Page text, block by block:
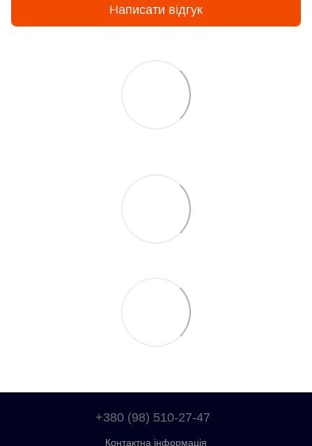
Написати відгук
+380 (98) 510-27-47
Контактна інформація